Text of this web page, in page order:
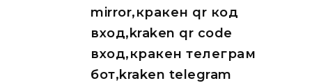
mirror,кракен qr код
вход,kraken qr code
вход,кракен телеграм
бот,kraken telegram